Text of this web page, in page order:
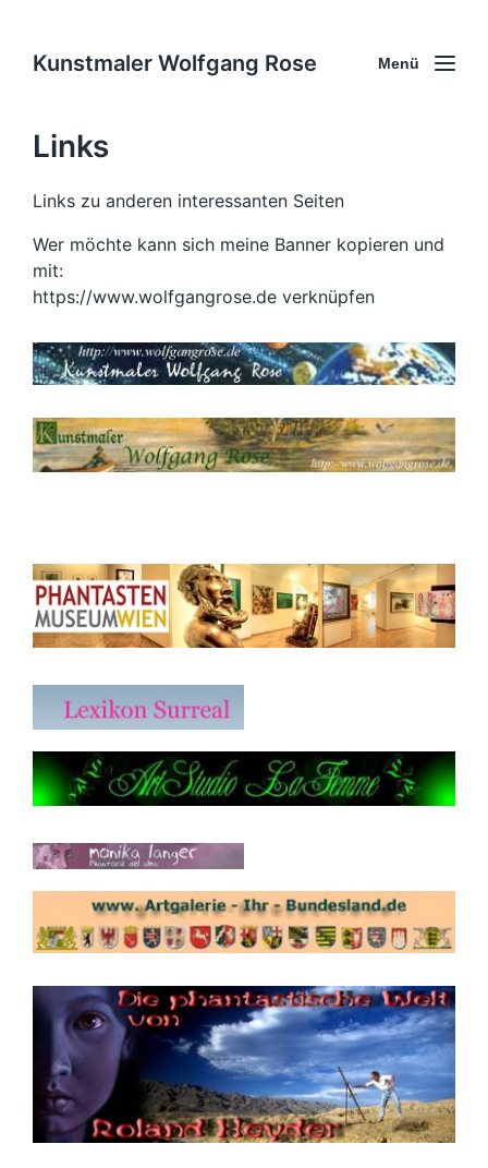
Kunstmaler Wolfgang Rose Menü
Links
Links zu anderen interessanten Seiten
Wer möchte kann sich meine Banner kopieren und
mit:
https://www.wolfgangrose.de verknüpfen